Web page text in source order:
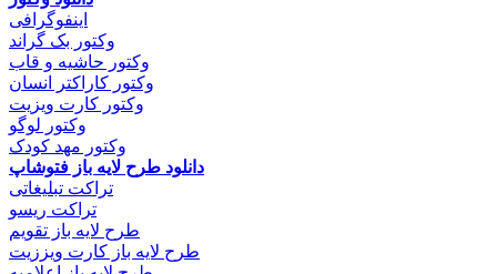
اینفوگرافی
وکتور بک گراند
وکتور حاشیه و قاب
وکتور کاراکتر انسان
وکتور کارت ویزیت
وکتور لوگو
وکتور مهد کودک
دانلود طرح لایه باز فتوشاپ
تراکت تبلیغاتی
تراکت ریسو
طرح لایه باز تقویم
طرح لایه باز کارت ویززیت